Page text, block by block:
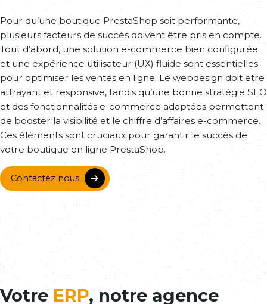
Pour qu’une boutique PrestaShop soit performante,
plusieurs facteurs de succès doivent être pris en compte.
Tout d’abord, une solution e-commerce bien configurée
et une expérience utilisateur (UX) fluide sont essentielles
pour optimiser les ventes en ligne. Le webdesign doit être
attrayant et responsive, tandis qu’une bonne stratégie SEO
et des fonctionnalités e-commerce adaptées permettent
de booster la visibilité et le chiffre d’affaires e-commerce.
Ces éléments sont cruciaux pour garantir le succès de
votre boutique en ligne PrestaShop.
Contactez nous
Votre ERP, notre agence